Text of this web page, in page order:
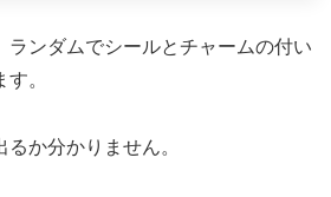
ランダムでシールとチャームの付い
。
か分かりません。